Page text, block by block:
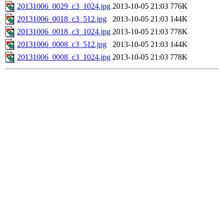
20131006_0029_c3_1024.jpg 2013-10-05 21:03 776K
20131006_0018_c3_512.jpg
2013-10-05 21:03 144K
20131006_0018_c3_1024.jpg 2013-10-05 21:03 778K
20131006_0008_c3_512.jpg
2013-10-05 21:03 144K
20131006_0008_c3_1024.jpg 2013-10-05 21:03 778K